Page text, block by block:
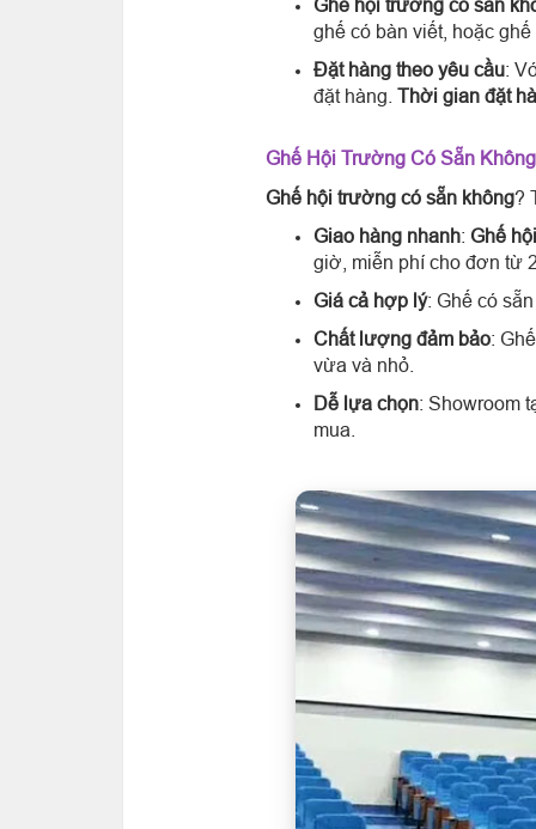
ghế có bàn viết, hoặc
Đặt hàng theo yêu cầu:
đặt hàng. Thời gian đặt
Ghế Hội Trường Có Sẵn
Ghế hội trường có sẵn không?
Giao hàng nhanh: Ghế
giờ, miễn phí cho đơn từ
Giá cả hợp lý: Ghế có
Chất lượng đảm bảo:
vừa và nhỏ.
Dễ lựa chọn: Showroom
mua.